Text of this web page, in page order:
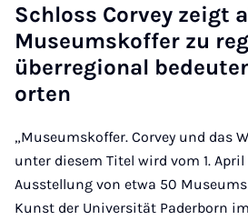
Schloss Cor­vey zeigt
Mu­seum­skof­fer zu
über­re­gion­al
orten
„Museumskoffer. Corvey und das
unter diesem Titel wird vom 1. April
Ausstellung von etwa 50
Kunst der Universität Paderborn